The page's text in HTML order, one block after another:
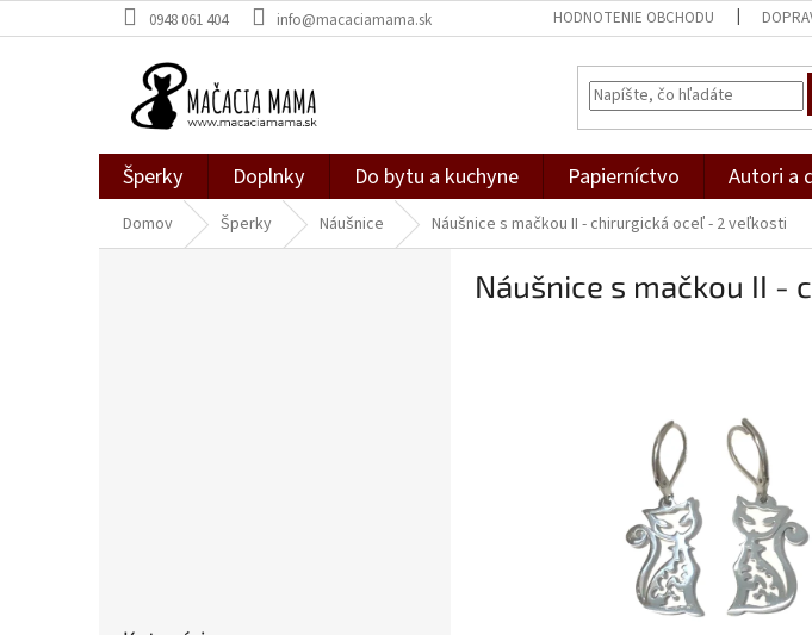
na
0948 061 404 info@macaciamama.sk HODNOTENIE OBCHODU
Šperky Doplnky Do bytu a kuchyne Papierníctvo Autori a
Domov Šperky Náušnice Náušnice s mačkou II - chirurgická oceľ - 2 veľkosti
Náušnice s mačkou II -